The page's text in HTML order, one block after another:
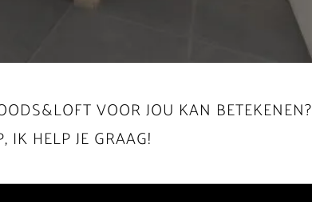
VOOR JOU KAN BETEKENEN?
IK HELP JE GRAAG!